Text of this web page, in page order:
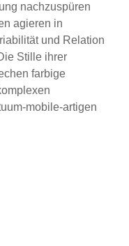
nachzuspüren
agieren in
und Relation
Stille ihrer
farbige
mobile-artigen